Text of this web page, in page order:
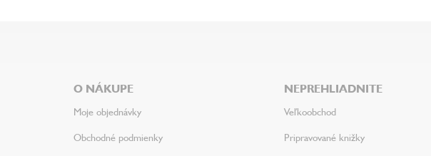
O NÁKUPE
Moje objednávky
Obchodné podmienky
NEPREHLIADNITE
Veľkoobchod
Pripravované knižky